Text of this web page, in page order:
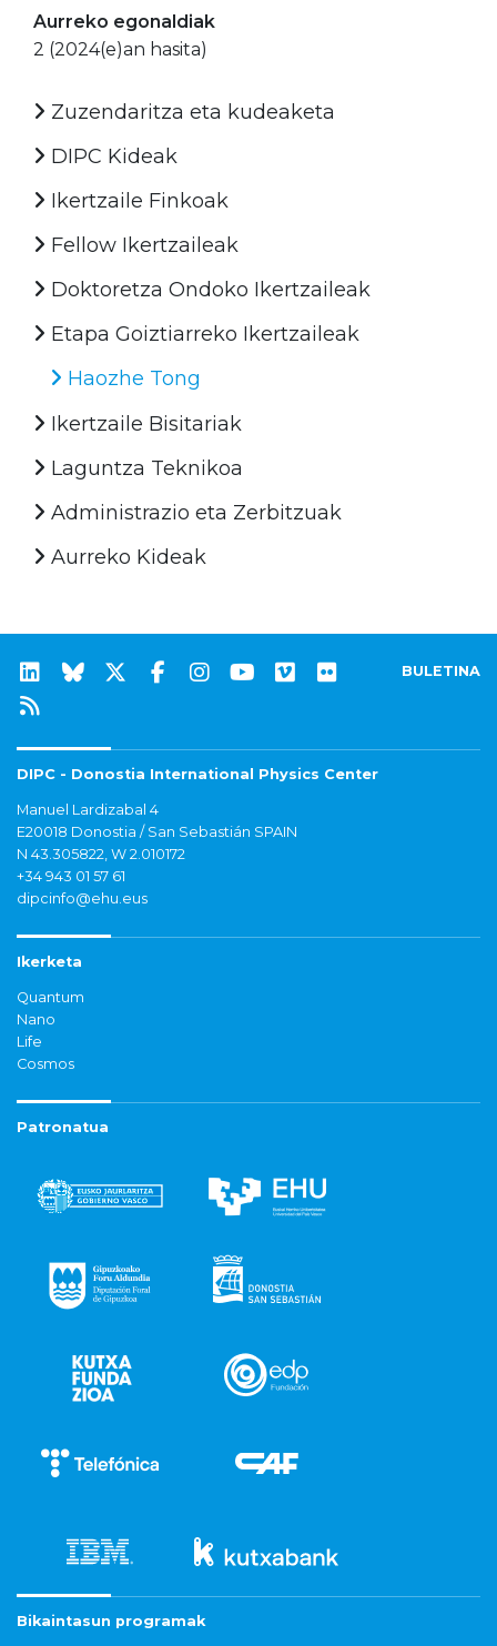
Aurreko egonaldiak
2 (2024(e)an hasita)
Zuzendaritza eta kudeaketa
DIPC Kideak
Ikertzaile Finkoak
Fellow Ikertzaileak
Doktoretza Ondoko Ikertzaileak
Etapa Goiztiarreko Ikertzaileak
Haozhe Tong
Ikertzaile Bisitariak
Laguntza Teknikoa
Administrazio eta Zerbitzuak
Aurreko Kideak
BULETINA
DIPC - Donostia International Physics Center
Manuel Lardizabal 4
E20018 Donostia / San Sebastián SPAIN
N 43.305822, W 2.010172
+34 943 01 57 61
dipcinfo@ehu.eus
Ikerketa
Quantum
Nano
Life
Cosmos
Patronatua
Bikaintasun programak